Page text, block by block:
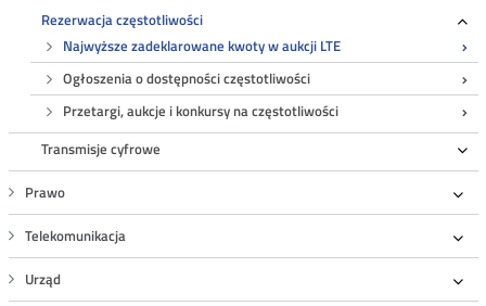
Rezerwacja częstotliwości
Najwyższe zadeklarowane kwoty w aukcji LTE
Ogłoszenia o dostępności częstotliwości
Przetargi, aukcje i konkursy na częstotliwości
Transmisje cyfrowe
Prawo
Telekomunikacja
Urząd